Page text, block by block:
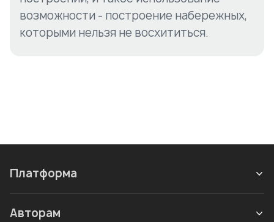
возможности - построение набережных,
которыми нельзя не восхититься.
Платформа
Авторам